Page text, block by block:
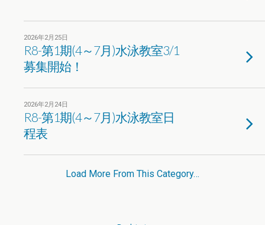
2026年2月25日
R8-第1期(4～7月)水泳教室3/1
募集開始！
2026年2月24日
R8-第1期(4～7月)水泳教室日
程表
Load More From This Category…